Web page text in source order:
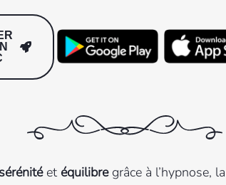
sérénité et équilibre grâce à l’hypnose,